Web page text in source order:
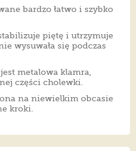
bardzo łatwo i szybko
piętę i utrzymuje
wysuwała się podczas
metalowa klamra,
części cholewki.
na niewielkim obcasie
kroki.